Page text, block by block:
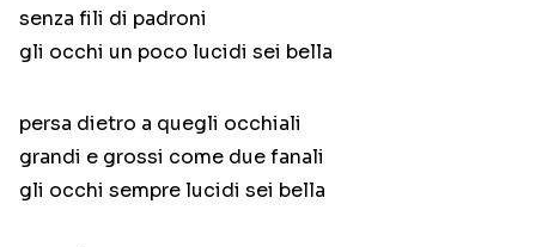
senza fili di padroni
gli occhi un poco lucidi sei bella
persa dietro a quegli occhiali
grandi e grossi come due fanali
gli occhi sempre lucidi sei bella